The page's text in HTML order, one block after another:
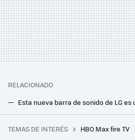
RELACIONADO
TEMAS DE INTERÉS HBO Max fire TV